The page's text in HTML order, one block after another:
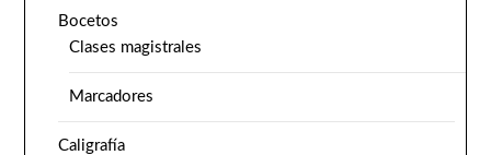
Bocetos
Clases magistrales
Marcadores
Caligrafía